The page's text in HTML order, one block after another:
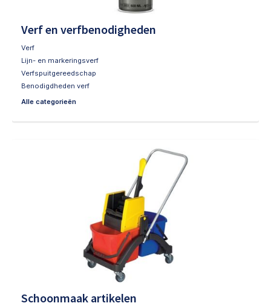
Verf en verfbenodigheden
Verf
Lijn- en markeringsverf
Verfspuitgereedschap
Benodigdheden verf
Alle categorieën
Schoonmaak artikelen